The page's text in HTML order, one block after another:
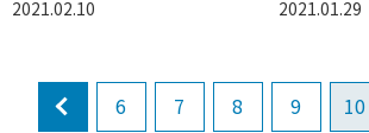
2021.02.10
2021.01.29
prev
6 7 8 9 10